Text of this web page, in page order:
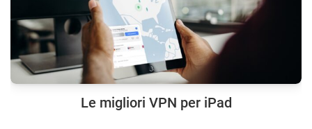
Le migliori VPN per iPad